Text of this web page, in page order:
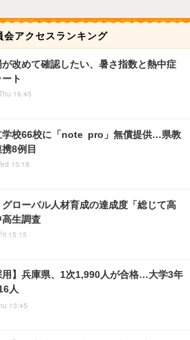
会アクセスランキング
改めて確認したい、暑さ指数と熱中症
ト
16:45
学校66校に「note pro」無償提供…県教
8例目
15:18
ローバル人材育成の達成度「総じて高
高生調査
15:15
用】兵庫県、1次1,990人が合格…大学3年
人
13:45